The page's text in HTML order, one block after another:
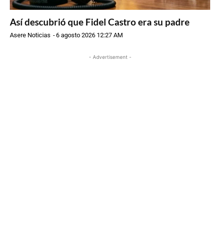
Así descubrió que Fidel Castro era su padre
Asere Noticias -6 agosto 2026 12:27 AM
- Advertisement -